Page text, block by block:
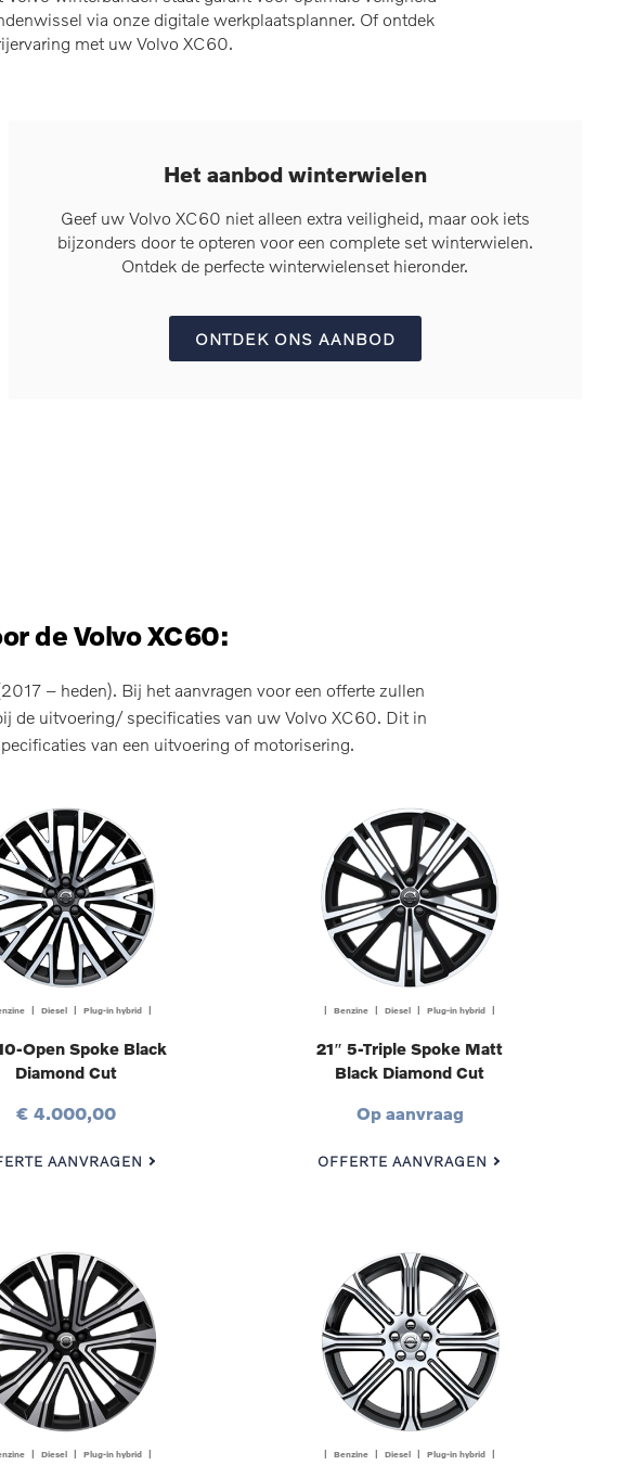
via onze digitale werkplaatsplanner. Of ontdek
met uw Volvo XC60.
Het aanbod winterwielen
Geef uw Volvo XC60 niet alleen extra veiligheid, maar ook iets
bijzonders door te opteren voor een complete set winterwielen.
Ontdek de perfecte winterwielenset hieronder.
ONTDEK ONS AANBOD
de Volvo XC60:
– heden). Bij het aanvragen voor een offerte zullen
de uitvoering/ specificaties van uw Volvo XC60. Dit in
van een uitvoering of motorisering.
| Diesel | Plug-in hybrid |
Open Spoke Black
Diamond Cut
€ 4.000,00
AANVRAGEN
| Benzine | Diesel | Plug-in hybrid |
21″ 5-Triple Spoke Matt
Black Diamond Cut
Op aanvraag
OFFERTE AANVRAGEN
| Diesel | Plug-in hybrid | | Benzine | Diesel | Plug-in hybrid |